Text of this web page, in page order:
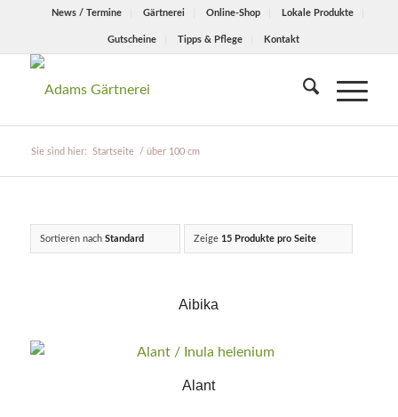
News / Termine Gärtnerei Online-Shop Lokale Produkte
Gutscheine Tipps & Pflege Kontakt
Sie sind hier: Startseite / über 100 cm
Sortieren nach Standard Zeige 15 Produkte pro Seite
Aibika
Alant